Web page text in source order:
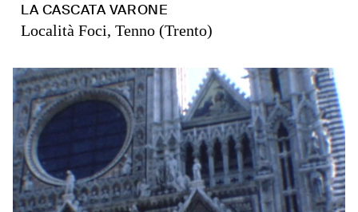
LA CASCATA VARONE
Località Foci, Tenno (Trento)